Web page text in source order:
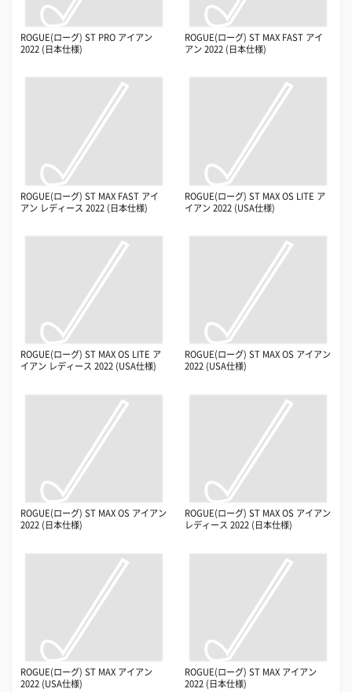
ROGUE(ローグ) ST PRO アイアン
2022 (日本仕様)
ROGUE(ローグ) ST MAX FAST アイ
アン 2022 (日本仕様)
ROGUE(ローグ) ST MAX FAST アイ
アン レディース 2022 (日本仕様)
ROGUE(ローグ) ST MAX OS LITE ア
イアン 2022 (USA仕様)
ROGUE(ローグ) ST MAX OS LITE ア
イアン レディース 2022 (USA仕様)
ROGUE(ローグ) ST MAX OS アイアン
2022 (USA仕様)
ROGUE(ローグ) ST MAX OS アイアン
2022 (日本仕様)
ROGUE(ローグ) ST MAX OS アイアン
レディース 2022 (日本仕様)
ROGUE(ローグ) ST MAX アイアン
2022 (USA仕様)
ROGUE(ローグ) ST MAX アイアン
2022 (日本仕様)